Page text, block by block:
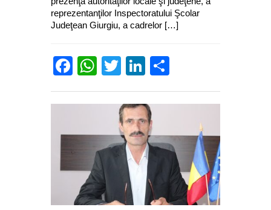
reprezentanţilor Inspectoratului Şcolar
Judeţean Giurgiu, a cadrelor […]
Facebook
WhatsApp
TwitterLinkedIn